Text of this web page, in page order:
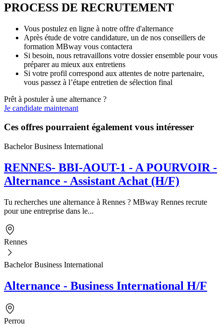
PROCESS DE RECRUTEMENT
Vous postulez en ligne à notre offre d'alternance
Après étude de votre candidature, un de nos conseillers de
formation MBway vous contactera
Si besoin, nous retravaillons votre dossier ensemble pour vous
préparer au mieux aux entretiens
Si votre profil correspond aux attentes de notre partenaire,
vous passez à l’étape entretien de sélection final
Prêt à postuler à une alternance ?
Je candidate maintenant
Ces offres pourraient également vous intéresser
Bachelor Business International
RENNES- BBI-AOUT-1 - A POURVOIR -
Alternance - Assistant Achat (H/F)
Tu recherches une alternance à Rennes ? MBway Rennes recrute
pour une entreprise dans le...
Rennes
Bachelor Business International
Alternance - Business International H/F
Perrou